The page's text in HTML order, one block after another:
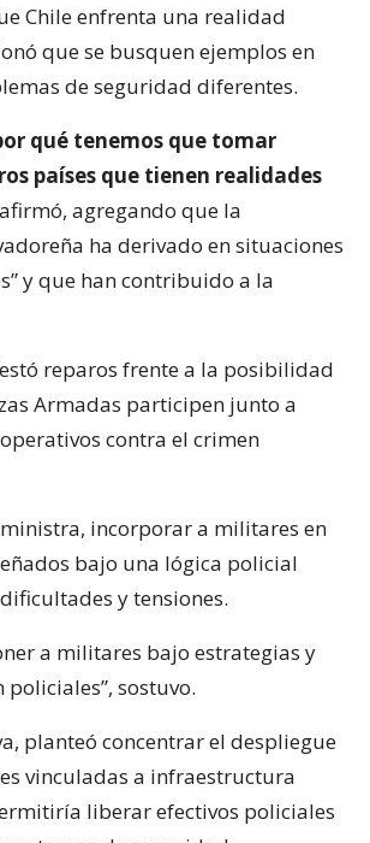
Chile enfrenta una realidad
que se busquen ejemplos en
de seguridad diferentes.
qué tenemos que tomar
países que tienen realidades
afirmó, agregando que la
ha derivado en situaciones
y que han contribuido a la
reparos frente a la posibilidad
Armadas participen junto a
contra el crimen
incorporar a militares en
bajo una lógica policial
y tensiones.
a militares bajo estrategias y
policiales”, sostuvo.
planteó concentrar el despliegue
vinculadas a infraestructura
liberar efectivos policiales